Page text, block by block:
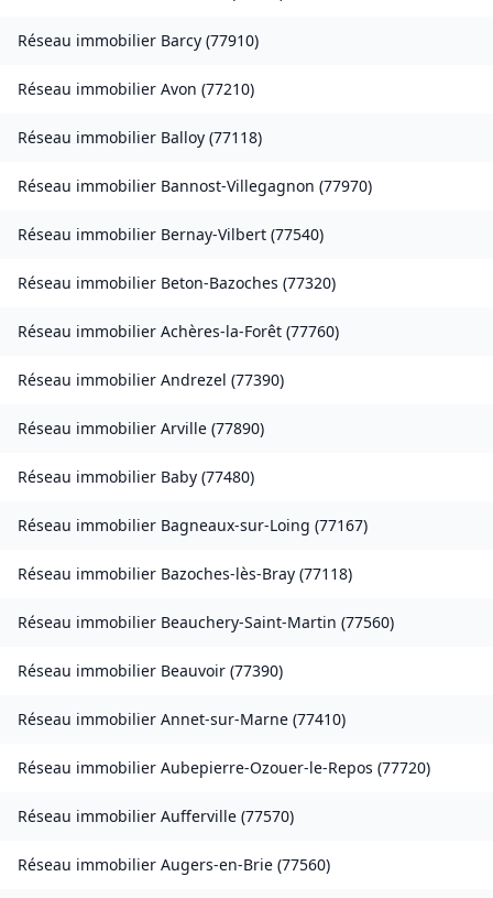
Réseau immobilier Barcy (77910)
Réseau immobilier Avon (77210)
Réseau immobilier Balloy (77118)
Réseau immobilier Bannost-Villegagnon (77970)
Réseau immobilier Bernay-Vilbert (77540)
Réseau immobilier Beton-Bazoches (77320)
Réseau immobilier Achères-la-Forêt (77760)
Réseau immobilier Andrezel (77390)
Réseau immobilier Arville (77890)
Réseau immobilier Baby (77480)
Réseau immobilier Bagneaux-sur-Loing (77167)
Réseau immobilier Bazoches-lès-Bray (77118)
Réseau immobilier Beauchery-Saint-Martin (77560)
Réseau immobilier Beauvoir (77390)
Réseau immobilier Annet-sur-Marne (77410)
Réseau immobilier Aubepierre-Ozouer-le-Repos (77720)
Réseau immobilier Aufferville (77570)
Réseau immobilier Augers-en-Brie (77560)